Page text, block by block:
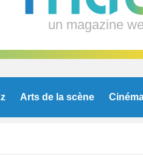
un magazine
Arts de la scène